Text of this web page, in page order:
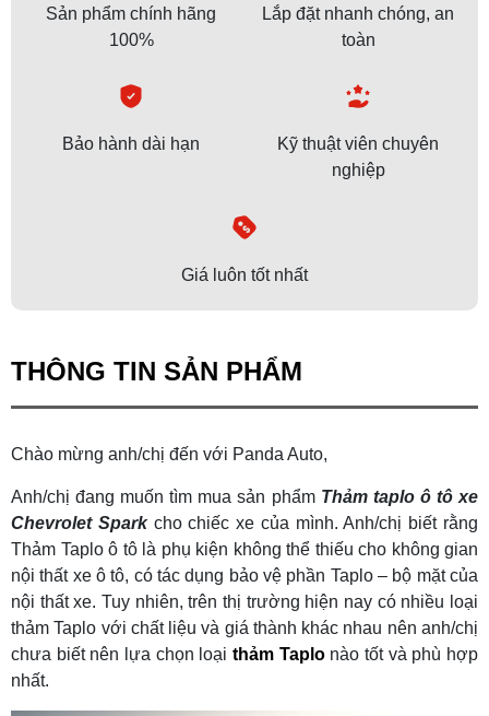
Sản phẩm chính hãng
100%
Lắp đặt nhanh chóng, an
toàn
Bảo hành dài hạn
Kỹ thuật viên chuyên
nghiệp
Giá luôn tốt nhất
THÔNG TIN SẢN PHẨM
Chào mừng anh/chị đến với Panda Auto,
Anh/chị đang muốn tìm mua sản phẩm Thảm taplo ô tô xe
Chevrolet Sparkcho chiếc xe của mình. Anh/chị biết rằng
Thảm Taplo ô tô là phụ kiện không thể thiếu cho không gian
nội thất xe ô tô, có tác dụng bảo vệ phần Taplo – bộ mặt của
nội thất xe. Tuy nhiên, trên thị trường hiện nay có nhiều loại
thảm Taplo với chất liệu và giá thành khác nhau nên anh/chị
chưa biết nên lựa chọn loại thảm Taplonào tốt và phù hợp
nhất.